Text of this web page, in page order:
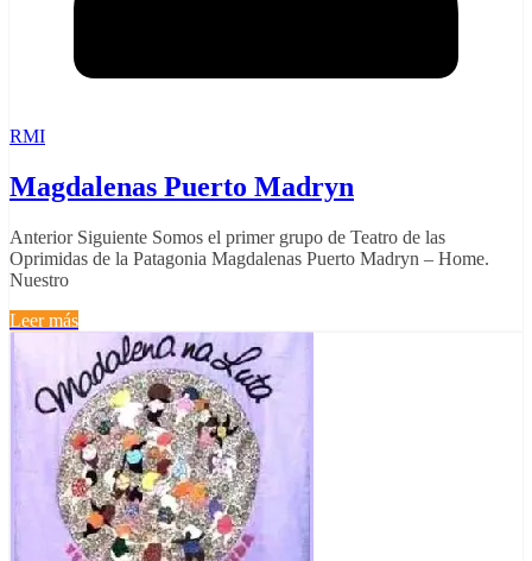
RMI
Magdalenas Puerto Madryn
Anterior Siguiente Somos el primer grupo de Teatro de las
Oprimidas de la Patagonia Magdalenas Puerto Madryn – Home.
Nuestro
Leer más